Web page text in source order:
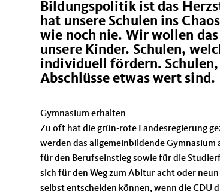
Bildungspolitik ist das
hat unsere Schulen ins
wie noch nie. Wir wollen
unsere Kinder. Schulen,
individuell fördern.
Abschlüsse etwas wert sind.
Gymnasium erhalten
Zu oft hat die grün-rote Landesregierung
werden das allgemeinbildende
für den Berufseinstieg sowie für die
sich für den Weg zum Abitur acht oder
selbst entscheiden können, wenn die CDU